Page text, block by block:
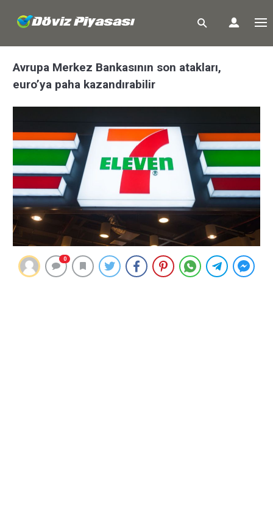
Avrupa Merkez Bankasının son atakları,
euro’ya paha kazandırabilir
0